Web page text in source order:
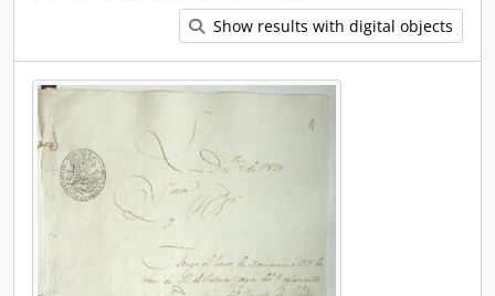
Show results with digital objects